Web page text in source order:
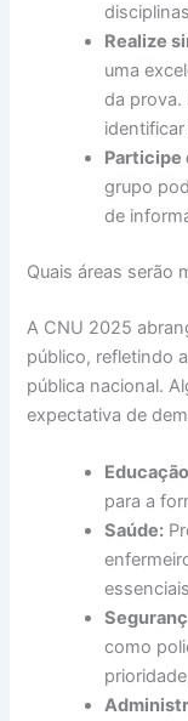
Realize
uma
da prova.
Participe
grupo
de
Quais áreas serão
A CNU 2025
público, refletindo
pública nacional.
expectativa de
para a
Saúde:
como